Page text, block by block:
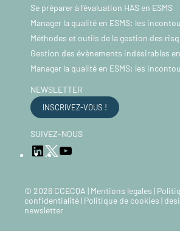
Se préparer à l’évaluation HAS en ESMS
Manager la qualité en ESMS: les
Méthodes et outils de la gestion des
Gestion des évènements indésirables en
Manager la qualité en ESMS: les
NEWSLETTER
INSCRIVEZ-VOUS !
SUIVEZ-NOUS
LinkedIn
Twitter
© 2026 CCECQA | Mentions legales |
confidentialité| Politique de cookies |
newsletter